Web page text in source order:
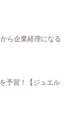
ら企業経理になる
予習！【ジュエル